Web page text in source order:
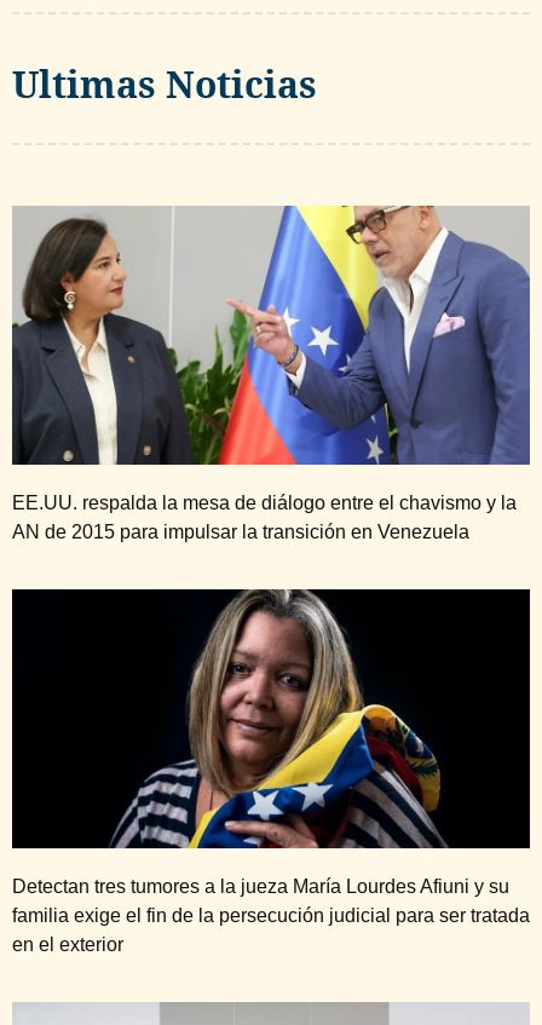
Ultimas Noticias
EE.UU. respalda la mesa de diálogo entre el chavismo y la
AN de 2015 para impulsar la transición en Venezuela
Detectan tres tumores a la jueza María Lourdes Afiuni y su
familia exige el fin de la persecución judicial para ser tratada
en el exterior